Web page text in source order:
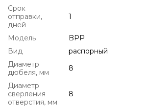
Срок
отправки,
дней
1
Модель
BPP
Вид
распорный
Диаметр
дюбеля, мм
8
Диаметр
сверления
отверстия, мм
8